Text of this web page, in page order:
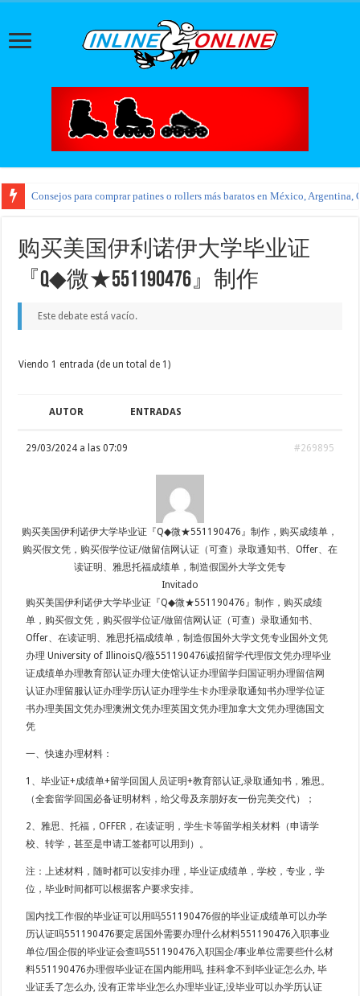
Consejos para comprar patines o rollers más baratos en México, Argentina,
购买美国伊利诺伊大学毕业证
『Q◆微★551190476』制作
Este debate está vacío.
Viendo 1 entrada (de un total de 1)
AUTOR ENTRADAS
29/03/2024 a las 07:09 #269895
购买美国伊利诺伊大学毕业证『Q◆微★551190476』制作，购买成绩单，
购买假文凭，购买假学位证/做留信网认证（可查）录取通知书、Offer、在
读证明、雅思托福成绩单，制造假国外大学文凭专
Invitado
购买美国伊利诺伊大学毕业证『Q◆微★551190476』制作，购买成绩
单，购买假文凭，购买假学位证/做留信网认证（可查）录取通知书、
Offer、在读证明、雅思托福成绩单，制造假国外大学文凭专业国外文凭
办理 University of IllinoisQ/薇551190476诚招留学代理假文凭办理毕业
证成绩单办理教育部认证办理大使馆认证办理留学归国证明办理留信网
认证办理留服认证办理学历认证办理学生卡办理录取通知书办理学位证
书办理美国文凭办理澳洲文凭办理英国文凭办理加拿大文凭办理德国文
凭
一、快速办理材料：
1、毕业证+成绩单+留学回国人员证明+教育部认证,录取通知书，雅思。
（全套留学回国必备证明材料，给父母及亲朋好友一份完美交代）；
2、雅思、托福，OFFER，在读证明，学生卡等留学相关材料（申请学
校、转学，甚至是申请工签都可以用到）。
注：上述材料，随时都可以安排办理，毕业证成绩单，学校，专业，学
位，毕业时间都可以根据客户要求安排。
国内找工作假的毕业证可以用吗551190476假的毕业证成绩单可以办学
历认证吗551190476要定居国外需要办理什么材料551190476入职事业
单位/国企假的毕业证会查吗551190476入职国企/事业单位需要些什么材
料551190476办理假毕业证在国内能用吗, 挂科拿不到毕业证怎么办, 毕
业证丢了怎么办, 没有正常毕业怎么办理毕业证,没毕业可以办学历认证